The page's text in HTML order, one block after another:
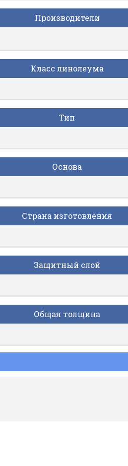
Производители
Класс линолеума
Тип
Основа
Страна изготовления
Защитный слой
Общая толщина